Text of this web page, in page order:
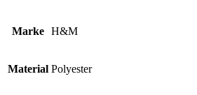
Marke H&M
Material Polyester